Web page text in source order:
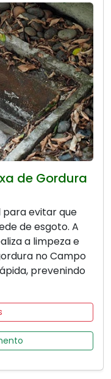
de Gordura
para evitar que
de esgoto. A
a limpeza e
no Campo
prevenindo